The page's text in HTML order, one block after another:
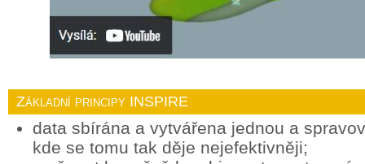
Základní principy INSPIRE
data sbírána a vytvářena jednou a
kde se tomu tak děje nejefektivněji;